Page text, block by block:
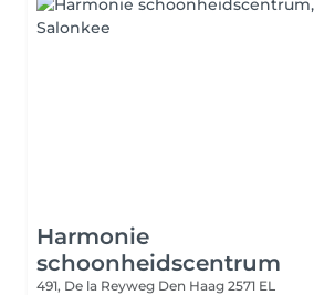
Harmonie
schoonheidscentrum
491, De la Reyweg Den Haag 2571 EL